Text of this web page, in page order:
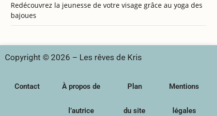
Redécouvrez la jeunesse de votre visage grâce au yoga des
bajoues
Copyright © 2026 – Les rêves de Kris
Contact À propos de
l’autrice
Plan
du site
Mentions
légales